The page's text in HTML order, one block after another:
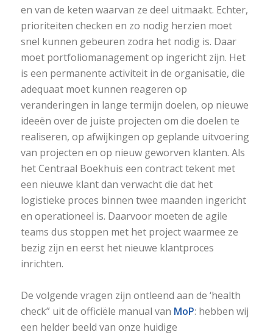
en van de keten waarvan ze deel uitmaakt. Echter,
prioriteiten checken en zo nodig herzien moet
snel kunnen gebeuren zodra het nodig is. Daar
moet portfoliomanagement op ingericht zijn. Het
is een permanente activiteit in de organisatie, die
adequaat moet kunnen reageren op
veranderingen in lange termijn doelen, op nieuwe
ideeën over de juiste projecten om die doelen te
realiseren, op afwijkingen op geplande uitvoering
van projecten en op nieuw geworven klanten. Als
het Centraal Boekhuis een contract tekent met
een nieuwe klant dan verwacht die dat het
logistieke proces binnen twee maanden ingericht
en operationeel is. Daarvoor moeten de agile
teams dus stoppen met het project waarmee ze
bezig zijn en eerst het nieuwe klantproces
inrichten.
De volgende vragen zijn ontleend aan de ‘health
check” uit de officiële manual van MoP: hebben wij
een helder beeld van onze huidige